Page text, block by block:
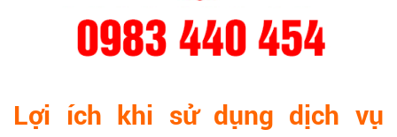
Lợi ích khi sử dụng dịch vụ